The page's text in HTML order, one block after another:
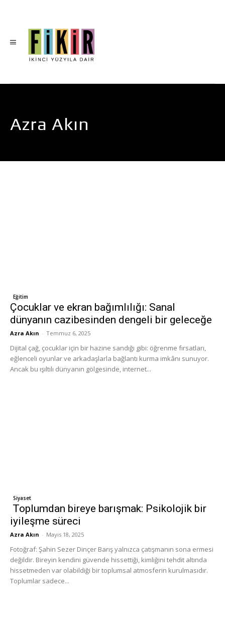
Azra Akın
Eğitim
Çocuklar ve ekran bağımlılığı: Sanal
dünyanın cazibesinden dengeli bir geleceğe
Azra Akın - Temmuz 6, 2025
Dijital çağ, çocuklar için bir hazine sandığı gibi: öğrenme fırsatları,
eğlenceli oyunlar ve arkadaşlarla bağlantı kurma imkânı sunuyor.
Ancak bu ışıltılı dünyanın gölgesinde, internet...
Siyaset
Toplumdan bireye barışmak: Psikolojik bir
iyileşme süreci
Azra Akın - Mayıs 18, 2025
Fotoğraf: Şahin Sezer Dinçer Barış yalnızca çatışmanın sona ermesi
değildir. Bireyin kendini güvende hissettiği, kimliğini tehdit altında
hissetmeden var olabildiği bir toplumsal atmosferin kurulmasıdır.
Toplumlar sadece...